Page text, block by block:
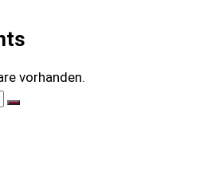
vorhanden.